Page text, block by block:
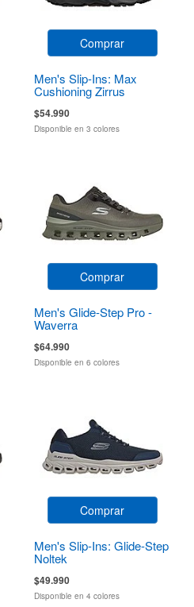
Comprar
Men's Slip-Ins: Max
Cushioning Zirrus
Zirrostratus
$54.990
Disponible en 3 colores
Comprar
Men's Glide-Step Pro -
Waverra
$64.990
Disponible en 6 colores
Comprar
Men's Slip-Ins: Glide-Step
Noltek
$49.990
Disponible en 4 colores